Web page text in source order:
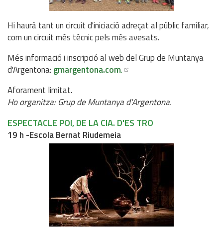
Hi haurà tant un circuit d'iniciació adreçat al públic familiar,
com un circuit més tècnic pels més avesats.
Més informació i inscripció al web del Grup de Muntanya
d'Argentona: gmargentona.com.
Aforament limitat.
Ho organitza: Grup de Muntanya d'Argentona.
ESPECTACLE POI, DE LA CIA. D'ES TRO
19 h -Escola Bernat Riudemeia